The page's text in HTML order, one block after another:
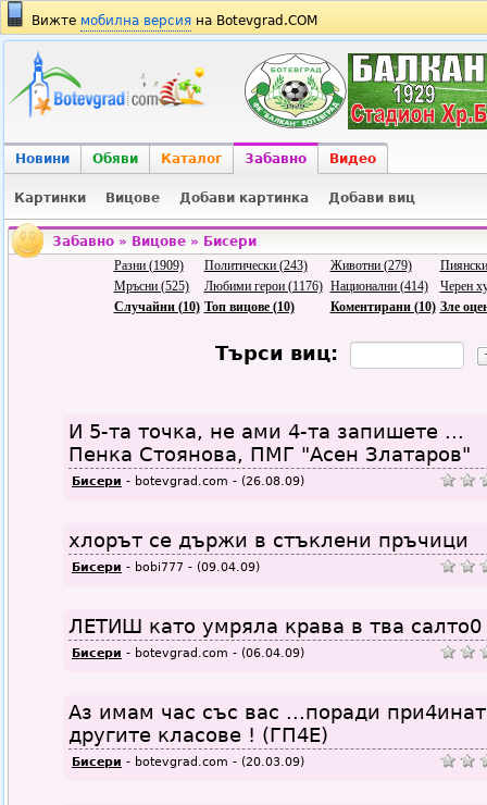
Вижте мобилна версия на Botevgrad.COM
Новини Обяви Каталог Забавно Видео
Картинки Вицове Добави картинка Добави виц
Забавно » Вицове » Бисери
Разни (1909)
Политически (243) Животни (279)
Мръсни (525)
Любими герои (1176) Национални (414)
Черен
Случайни (10) Топ вицове (10) Коментирани (10) Зле
Търси виц:
И 5-та точка, не ами 4-та запишете ...
Пенка Стоянова, ПМГ "Асен Златаров"
Бисери - botevgrad.com - (26.08.09)
хлорът се държи в стъклени пръчици
Бисери - bobi777 - (09.04.09)
ЛЕТИШ като умряла крава в тва салто0
Бисери - botevgrad.com - (06.04.09)
Аз имам час със вас ...поради
другите класове ! (ГП4Е)
Бисери - botevgrad.com - (20.03.09)